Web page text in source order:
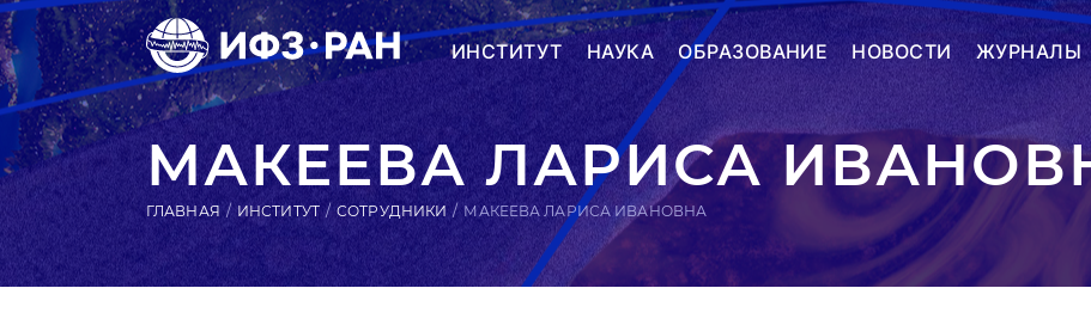
ИНСТИТУТ НАУКА ОБРАЗОВАНИЕ НОВОСТИ ЖУРНАЛЫ
МАКЕЕВА ЛАРИСА
ГЛАВНАЯ ИНСТИТУТ СОТРУДНИКИ МАКЕЕВА ЛАРИСА ИВАНОВНА